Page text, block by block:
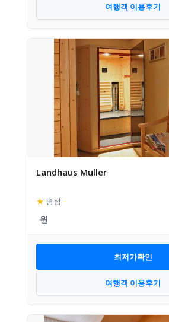
여행객 이용후기
Landhaus Muller
★ 평점 –
최저가확인
여행객 이용후기